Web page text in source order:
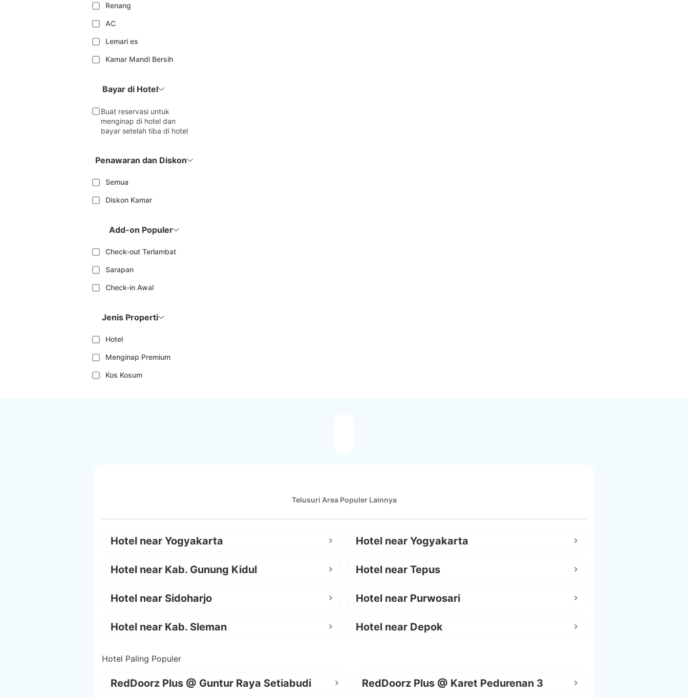
Renang
AC
Lemari es
Kamar Mandi Bersih
Bayar di Hotel
Buat reservasi untuk
menginap di hotel dan
bayar setelah tiba di hotel
Penawaran dan Diskon
Semua
Diskon Kamar
Add-on Populer
Check-out Terlambat
Sarapan
Check-in Awal
Jenis Properti
Hotel
Menginap Premium
Kos Kosum
Telusuri Area Populer Lainnya
Hotel near Yogyakarta Hotel near Yogyakarta
Hotel near Kab. Gunung Kidul Hotel near Tepus
Hotel near Sidoharjo Hotel near Purwosari
Hotel near Kab. Sleman Hotel near Depok
Hotel Paling Populer
RedDoorz Plus @ Guntur Raya Setiabudi RedDoorz Plus @ Karet Pedurenan 3